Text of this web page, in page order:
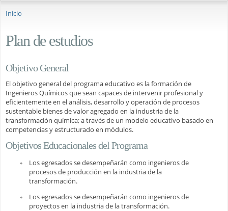
Inicio
Plan de estudios
Objetivo General
El objetivo general del programa educativo es la formación de
Ingenieros Químicos que sean capaces de intervenir profesional y
eficientemente en el análisis, desarrollo y operación de procesos
sustentable bienes de valor agregado en la industria de la
transformación química; a través de un modelo educativo basado en
competencias y estructurado en módulos.
Objetivos Educacionales del Programa
Los egresados se desempeñarán como ingenieros de
procesos de producción en la industria de la
transformación.
Los egresados se desempeñarán como ingenieros de
proyectos en la industria de la transformación.